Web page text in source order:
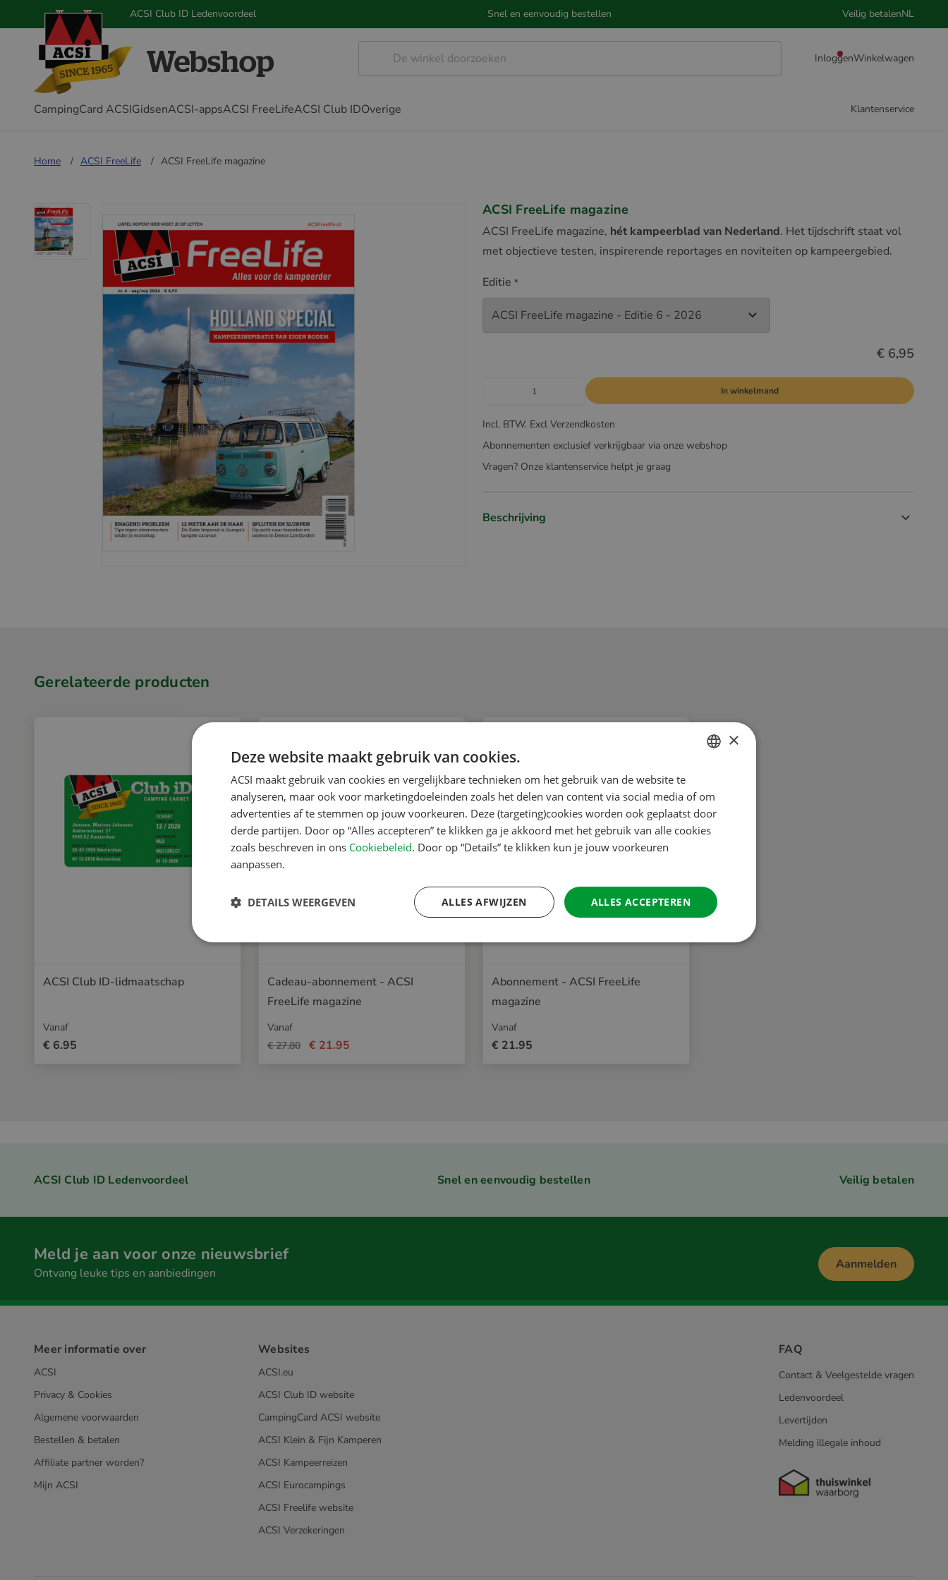
ACSI Club ID Ledenvoordeel Snel en eenvoudig bestellen Veilig betalenNL
InloggenWinkelwagen
CampingCard ACSIGidsenACSI-appsACSI FreeLifeACSI Club IDOverige Klantenservice
Home ACSI FreeLife ACSI FreeLife magazine
ACSI FreeLife magazine
ACSI FreeLife magazine, hét kampeerblad van Nederland. Het tijdschrift staat vol
met objectieve testen, inspirerende reportages en noviteiten op kampeergebied.
Editie *
€ 6,95
In winkelmand
Incl. BTW. Excl Verzendkosten
Abonnementen exclusief verkrijgbaar via onze webshop
Vragen? Onze klantenservice helpt je graag
Beschrijving
Gerelateerde producten
ACSI Club ID-lidmaatschap
Vanaf
€ 6.95
Cadeau-abonnement - ACSI
FreeLife magazine
Vanaf
€ 27.80
€ 21.95
Abonnement - ACSI FreeLife
magazine
Vanaf
€ 21.95
ACSI Club ID Ledenvoordeel Snel en eenvoudig bestellen Veilig betalen
Meld je aan voor onze nieuwsbrief
Ontvang leuke tips en aanbiedingen
Aanmelden
Meer informatie over
ACSI
Privacy & Cookies
Algemene voorwaarden
Bestellen & betalen
Affiliate partner worden?
Mijn ACSI
Websites
ACSI.eu
ACSI Club ID website
CampingCard ACSI website
ACSI Klein & Fijn Kamperen
ACSI Kampeerreizen
ACSI Eurocampings
ACSI Freelife website
ACSI Verzekeringen
FAQ
Contact & Veelgestelde vragen
Ledenvoordeel
Levertijden
Melding illegale inhoud
ENGLISH
FRENCH
DANISH
SWEDISH
×
Deze website maakt gebruik van cookies.
ACSI maakt gebruik van cookies en vergelijkbare technieken om het gebruik van de website te
analyseren, maar ook voor marketingdoeleinden zoals het delen van content via social media of om
advertenties af te stemmen op jouw voorkeuren. Deze (targeting)cookies worden ook geplaatst door
derde partijen. Door op “Alles accepteren” te klikken ga je akkoord met het gebruik van alle cookies
zoals beschreven in ons Cookiebeleid. Door op “Details” te klikken kun je jouw voorkeuren
aanpassen.
ALLES ACCEPTEREN
ALLES AFWIJZEN
DETAILS WEERGEVEN